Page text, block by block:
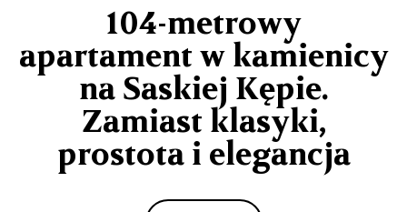
104-metrowy
apartament w kamienicy
na Saskiej Kępie.
Zamiast klasyki,
prostota i elegancja